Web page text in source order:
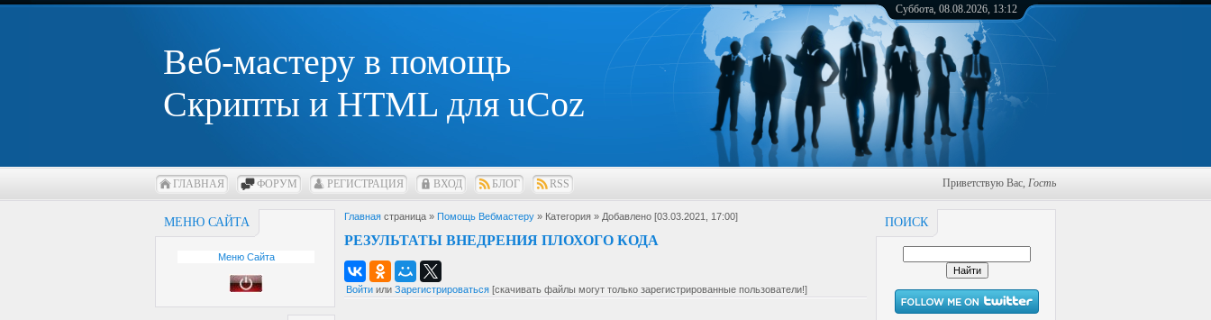
Веб-мастеру в помощь
Скрипты и HTML для uCoz
Суббота, 08.08.2026, 13:12
ГЛАВНАЯ ФОРУМ РЕГИСТРАЦИЯ ВХОД БЛОГ RSS Приветствую Вас, Гость
МЕНЮ САЙТА
Меню Сайта
ПОИСК
Главная страница » Помощь Вебмастеру » Категория » Добавлено [03.03.2021, 17:00]
РЕЗУЛЬТАТЫ ВНЕДРЕНИЯ ПЛОХОГО КОДА
Войти или Зарегистрироваться [скачивать файлы могут только зарегистрированные пользователи!]